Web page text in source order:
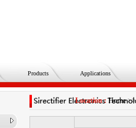
Products Applications
Location :Home